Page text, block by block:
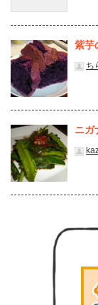
紫芋
ち
ニガ